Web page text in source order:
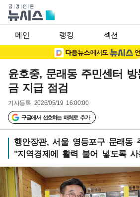
메인 랭킹 섹션
윤호중, 문래동 주민센터
금 지급 점검
기사등록 2026/05/19 16:00:00
구글에서 선호하는 매체로 추가
행안장관, 서울 영등포구 문래동
"지역경제에 활력 불어 넣도록